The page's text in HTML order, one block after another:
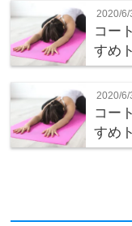
2020/6/
コー
すめ
2020/6/
コー
すめ